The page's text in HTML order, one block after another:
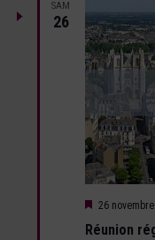
SAM
26
Réunion
Mis
avant
26